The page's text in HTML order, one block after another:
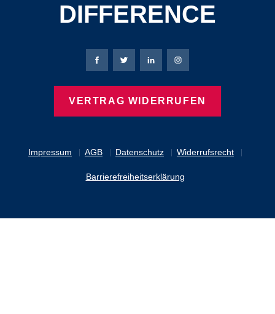
DIFFERENCE
Impressum AGB Datenschutz Widerrufsrecht
Barrierefreiheitserklärung
Bierbaum-Proenen Facebook-Seite
Bierbaum-Proenen Twitter Seite
Bierbaum-Proenen LinkedIn
Bierbaum-Proenen
VERTRAG WIDERRUFEN